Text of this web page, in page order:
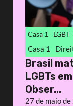
Casa 1 LGBT
Casa 1
Brasil
LGBTs
Obser...
27 de maio